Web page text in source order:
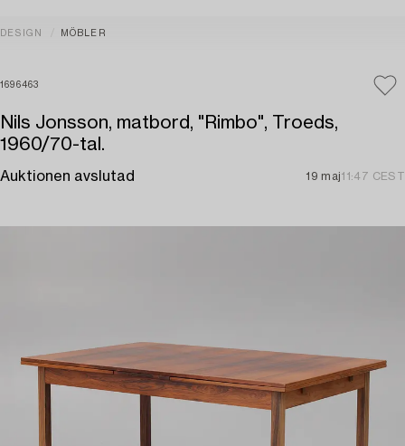
DESIGN MÖBLER
1696463
Nils Jonsson, matbord, "Rimbo", Troeds,
1960/70-tal.
Auktionen avslutad 19 maj11:47 CEST